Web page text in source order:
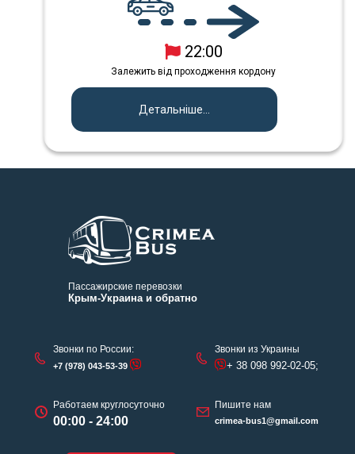
22:00
Залежить від проходження кордону
Детальніше...
Пассажирские перевозки
Крым-Украина и обратно
Звонки по России:
+7 (978) 043-53-39
Работаем круглосуточно
00:00 - 24:00
Звонки из Украины
+ 38 098 992-02-05;
Пишите нам
crimea-bus1@gmail.com